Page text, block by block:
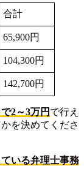
合計
65,900円
104,300円
142,700円
2～3万円 で行え
を決めてくださ
いる弁理士事務